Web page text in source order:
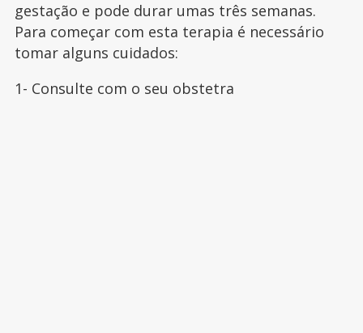
gestação e pode durar umas três semanas.
Para começar com esta terapia é necessário
tomar alguns cuidados:
1- Consulte com o seu obstetra